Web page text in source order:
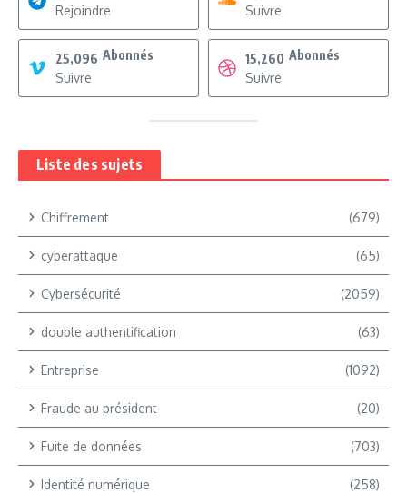
Rejoindre
Suivre
25,096 Abonnés
Suivre
15,260 Abonnés
Suivre
Liste des sujets
Chiffrement (679)
cyberattaque (65)
Cybersécurité (2059)
double authentification (63)
Entreprise (1092)
Fraude au président (20)
Fuite de données (703)
Identité numérique (258)